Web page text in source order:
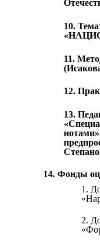
10.
11.
12.
13.
14. Фонды
1.
2.